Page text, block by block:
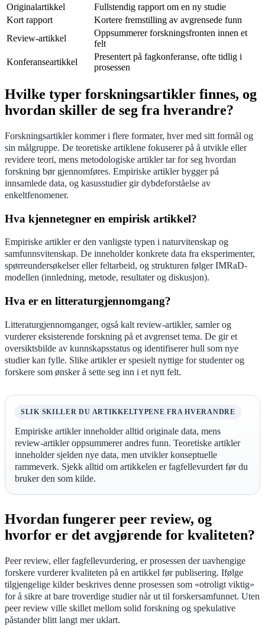
Originalartikkel
Fullstendig rapport om en ny studie
Kort rapport
Kortere fremstilling av avgrensede funn
Review-artikkel
Oppsummerer forskningsfronten innen et
felt
Konferanseartikkel
Presentert på fagkonferanse, ofte tidlig i
prosessen
Hvilke typer forskningsartikler finnes, og
hvordan skiller de seg fra hverandre?
Forskningsartikler kommer i flere formater, hver med sitt formål og
sin målgruppe. De teoretiske artiklene fokuserer på å utvikle eller
revidere teori, mens metodologiske artikler tar for seg hvordan
forskning bør gjennomføres. Empiriske artikler bygger på
innsamlede data, og kasusstudier gir dybdeforståelse av
enkeltfenomener.
Hva kjennetegner en empirisk artikkel?
Empiriske artikler er den vanligste typen i naturvitenskap og
samfunnsvitenskap. De inneholder konkrete data fra eksperimenter,
spørreundersøkelser eller feltarbeid, og strukturen følger IMRaD-
modellen (innledning, metode, resultater og diskusjon).
Hva er en litteraturgjennomgang?
Litteraturgjennomganger, også kalt review-artikler, samler og
vurderer eksisterende forskning på et avgrenset tema. De gir et
oversiktsbilde av kunnskapsstatus og identifiserer hull som nye
studier kan fylle. Slike artikler er spesielt nyttige for studenter og
forskere som ønsker å sette seg inn i et nytt felt.
SLIK SKILLER DU ARTIKKELTYPENE FRA HVERANDRE
Empiriske artikler inneholder alltid originale data, mens
review-artikler oppsummerer andres funn. Teoretiske artikler
inneholder sjelden nye data, men utvikler konseptuelle
rammeverk. Sjekk alltid om artikkelen er fagfellevurdert før du
bruker den som kilde.
Hvordan fungerer peer review, og
hvorfor er det avgjørende for kvaliteten?
Peer review, eller fagfellevurdering, er prosessen der uavhengige
forskere vurderer kvaliteten på en artikkel før publisering. Ifølge
tilgjengelige kilder beskrives denne prosessen som «otroligt viktig»
for å sikre at bare troverdige studier når ut til forskersamfunnet. Uten
peer review ville skillet mellom solid forskning og spekulative
påstander blitt langt mer uklart.